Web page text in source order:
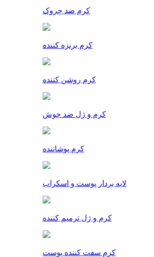
کرم ضد چروک
کرم برنزه کننده
کرم روشن کننده
کرم و ژل ضد جوش
کرم پوشاننده
لایه بردار پوست و اسکراب
کرم و ژل ترمیم کننده
کرم سفت کننده پوست